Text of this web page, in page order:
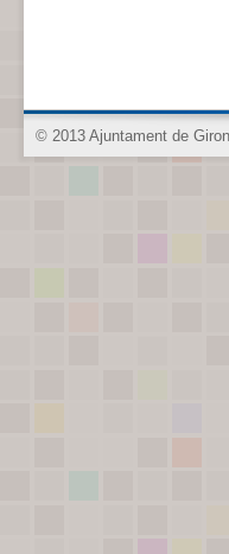
© 2013 Ajuntament de